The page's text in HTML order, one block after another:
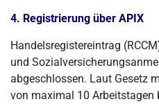
4. Registrierung über APIX
Handelsregistereintrag
und
abgeschlossen. Laut Gesetz
von maximal 10 Arbeitstagen